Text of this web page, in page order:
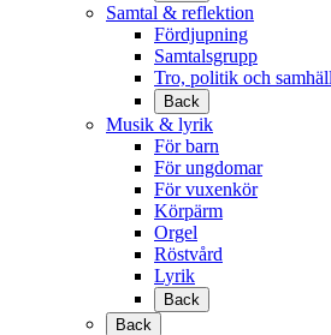
Samtal & reflektion
Fördjupning
Samtalsgrupp
Tro, politik och
Back
Musik & lyrik
För barn
För ungdomar
För vuxenkör
Körpärm
Orgel
Röstvård
Lyrik
Back
Back